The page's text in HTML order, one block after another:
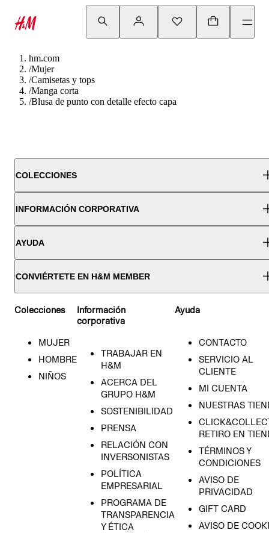
hm.com
/Mujer
/Camisetas y tops
/Manga corta
/Blusa de punto con detalle efecto capa
COLECCIONES
INFORMACIÓN CORPORATIVA
AYUDA
CONVIÉRTETE EN H&M MEMBER
Colecciones
MUJER
HOMBRE
NIÑOS
Información
corporativa
TRABAJAR EN
H&M
ACERCA DEL
GRUPO H&M
SOSTENIBILIDAD
PRENSA
RELACIÓN CON
INVERSONISTAS
POLÍTICA
EMPRESARIAL
PROGRAMA DE
TRANSPARENCIA
Y ÉTICA
Ayuda
CONTACTO
SERVICIO AL
CLIENTE
MI CUENTA
NUESTRAS
RETIRO EN
TÉRMINOS Y
CONDICIONES
AVISO DE
PRIVACIDAD
GIFT CARD
AVISO DE